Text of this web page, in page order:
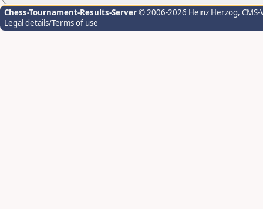
Chess-Tournament-Results-Server© 2006-2026 Heinz Herzog,
Legal details/Terms of use